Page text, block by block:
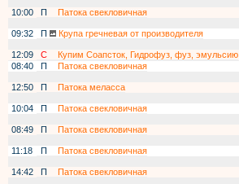
10:00
П
Патока свекловичная
09:32
П
Крупа гречневая от производителя
12:09
С
Купим Соапсток, Гидрофуз, фуз, эмульсию
08:40
П
Патока свекловичная
12:50
П
Патока меласса
10:04
П
Патока свекловичная
08:49
П
Патока свекловичная
11:18
П
Патока свекловичная
14:42
П
Патока свекловичная